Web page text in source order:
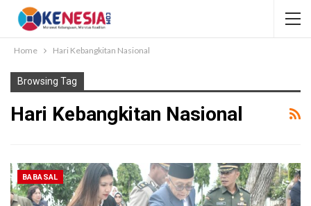
Home Hari Kebangkitan Nasional
Browsing Tag
Hari Kebangkitan Nasional
BABASAL